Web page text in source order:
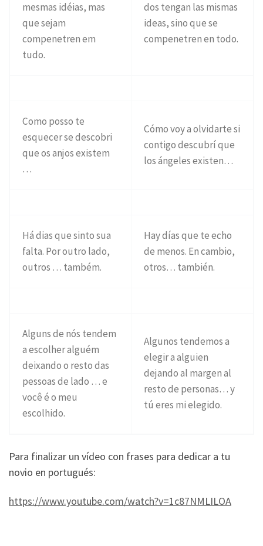
mesmas idéias, mas
que sejam
compenetren em
tudo.
dos tengan las mismas
ideas, sino que se
compenetren en todo.
Como posso te
esquecer se descobri
que os anjos existem
…
Cómo voy a olvidarte si
contigo descubrí que
los ángeles existen…
Há dias que sinto sua
falta. Por outro lado,
outros … também.
Hay días que te echo
de menos. En cambio,
otros… también.
Alguns de nós tendem
a escolher alguém
deixando o resto das
pessoas de lado … e
você é o meu
escolhido.
Algunos tendemos a
elegir a alguien
dejando al margen al
resto de personas… y
tú eres mi elegido.
Para finalizar un vídeo con frases para dedicar a tu
novio en portugués:
https://www.youtube.com/watch?v=1c87NMLILOA